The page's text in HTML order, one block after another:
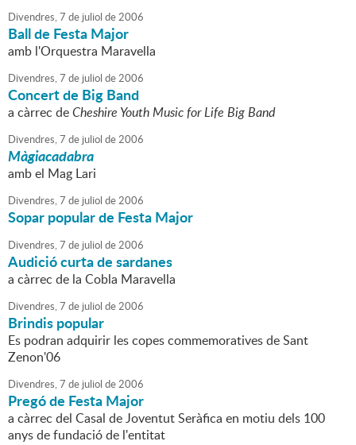
Divendres,7 de juliol de2006
Ball de Festa Major
amb l'Orquestra Maravella
Divendres,7 de juliol de2006
Concert de Big Band
a càrrec deCheshire Youth Music for Life Big Band
Divendres,7 de juliol de2006
Màgiacadabra
amb el Mag Lari
Divendres,7 de juliol de2006
Sopar popular de Festa Major
Divendres,7 de juliol de2006
Audició curta de sardanes
a càrrec de la Cobla Maravella
Divendres,7 de juliol de2006
Brindis popular
Es podran adquirir les copes commemoratives de Sant
Zenon'06
Divendres,7 de juliol de2006
Pregó de Festa Major
a càrrec del Casal de Joventut Seràfica en motiu dels 100
anys de fundació de l'entitat